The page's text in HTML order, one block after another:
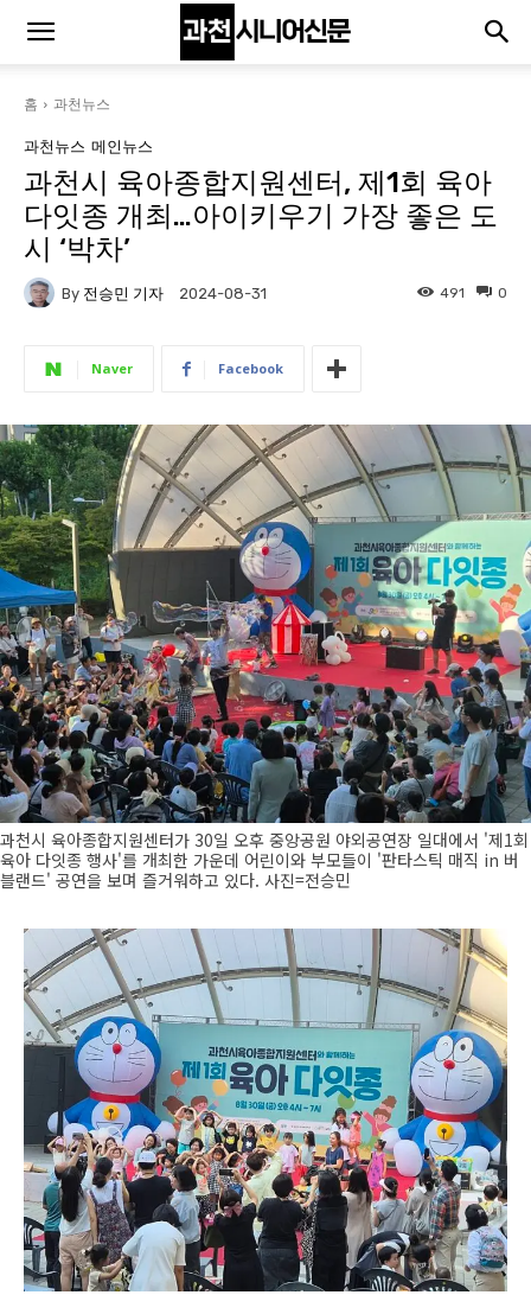
홈 과천뉴스
과천뉴스 메인뉴스
과천시 육아종합지원센터, 제1회 육아
다잇종 개최…아이키우기 가장 좋은 도
시 ‘박차’
By 전승민 기자 2024-08-31 0
491
Naver Facebook
과천시 육아종합지원센터가 30일 오후 중앙공원 야외공연장 일대에서 '제1회
육아 다잇종 행사'를 개최한 가운데 어린이와 부모들이 '판타스틱 매직 in 버
블랜드' 공연을 보며 즐거워하고 있다. 사진=전승민